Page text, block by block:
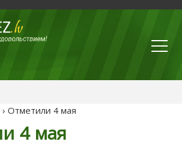
› Отметили 4 мая
4 мая